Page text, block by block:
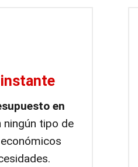
en
tipo de